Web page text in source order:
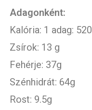
Adagonként:
Kalória: 1 adag: 520
Zsírok: 13 g
Fehérje: 37g
Szénhidrát: 64g
Rost: 9.5g